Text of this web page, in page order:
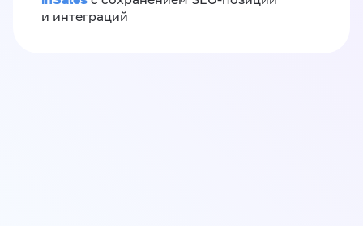
и интеграций